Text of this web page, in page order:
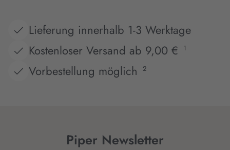
Lieferung innerhalb 1-3 Werktage
Kostenloser Versand ab 9,00 €
1
Vorbestellung möglich 2
Piper Newsletter